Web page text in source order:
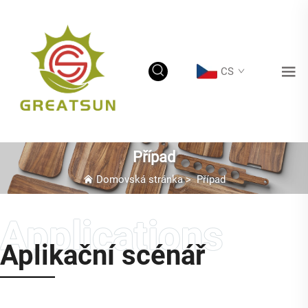
CS
Případ
Domovská stránka>Případ
Aplikační scénář